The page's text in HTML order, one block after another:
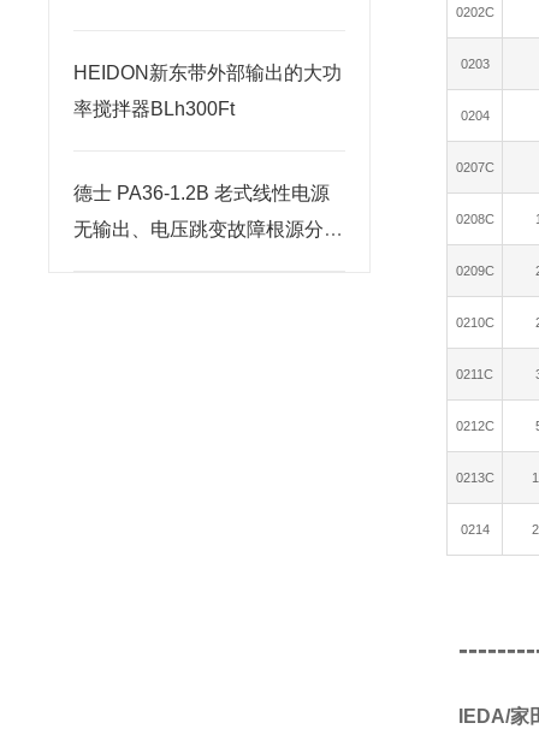
HEIDON新东带外部输出的大功
率搅拌器BLh300Ft
德士 PA36-1.2B 老式线性电源
无输出、电压跳变故障根源分析
0202C
0203
0204
0207C
0208C
0209C
0210C
0211C
0212C
0213C
0214
IEDA/